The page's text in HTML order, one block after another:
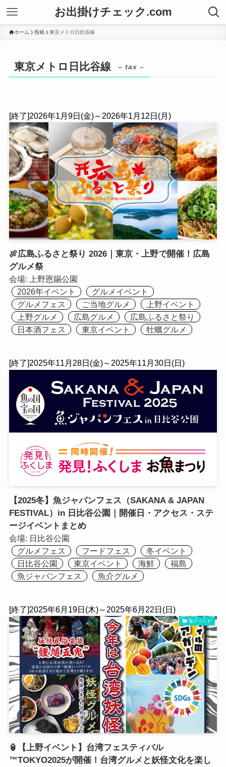
お出掛けチェック.com
ホーム 投稿 東京メトロ日比谷線
東京メトロ日比谷線 – tax –
[終了]2026年1月9日(金)～2026年1月12日(月)
🍖広島ふるさと祭り 2026｜東京・上野で開催！広島
グルメ祭
会場:
上野恩賜公園
2026年イベント
グルメイベント
グルメフェス
ご当地グルメ
上野イベント
上野グルメ
広島グルメ
広島ふるさと祭り
日本酒フェス
東京イベント 牡蠣グルメ
[終了]2025年11月28日(金)～2025年11月30日(日)
【2025冬】魚ジャパンフェス（SAKANA & JAPAN
FESTIVAL）in 日比谷公園｜開催日・アクセス・ステ
ージイベントまとめ
会場: 日比谷公園
グルメフェス
フードフェス
冬イベント
日比谷公園
東京イベント 海鮮
福島
魚ジャパンフェス
魚介グルメ
[終了]2025年6月19日(木)～2025年6月22日(日)
食イベント
🏮【上野イベント】台湾フェスティバル
™TOKYO2025が開催！台湾グルメと妖怪文化を楽し